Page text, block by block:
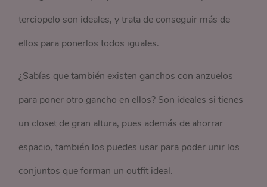
terciopelo son ideales, y trata de conseguir más de
ellos para ponerlos todos iguales.
¿Sabías que también existen ganchos con anzuelos
para poner otro gancho en ellos? Son ideales si tienes
un closet de gran altura, pues además de ahorrar
espacio, también los puedes usar para poder unir los
conjuntos que forman un outfit ideal.